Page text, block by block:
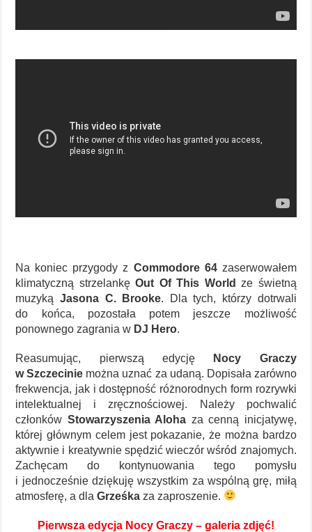
Na koniec przygody z Commodore 64zaserwowałem
klimatyczną strzelankęOut Of This World
ze świetną
muzyką Jasona C. Brooke. Dla tych, którzy dotrwali
do końca, pozostała potem jeszcze możliwość
ponownego zagrania w DJ Hero.
Reasumując, pierwszą edycję
Nocy Graczy
w Szczecinie można uznać za udaną. Dopisała zarówno
frekwencja, jak i dostępność różnorodnych form rozrywki
intelektualnej i zręcznościowej. Należy pochwalić
członków Stowarzyszenia Aloha za cenną inicjatywę,
której głównym celem jest pokazanie, że można bardzo
aktywnie i kreatywnie spędzić wieczór wśród znajomych.
Zachęcam do kontynuowania tego pomysłu
i jednocześnie dziękuję wszystkim za wspólną grę, miłą
atmosferę, a dlaGrześka za zaproszenie.
Pierwsza edycja Nocy Graczy – galeria zdjęć!